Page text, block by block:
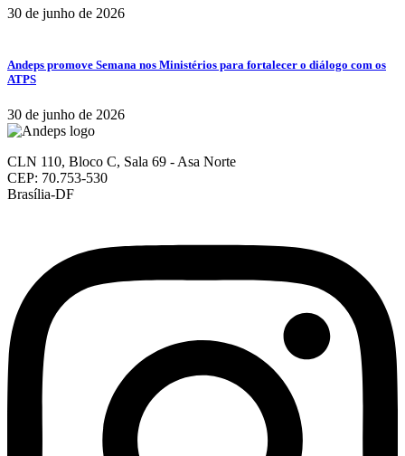
30 de junho de 2026
Andeps promove Semana nos Ministérios para fortalecer o diálogo com os
ATPS
30 de junho de 2026
CLN 110, Bloco C, Sala 69 - Asa Norte
CEP: 70.753-530
Brasília-DF